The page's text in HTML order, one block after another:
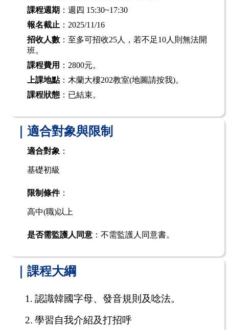
課程週期 ：週四 15:30~17:30
報名截止 ：2025/11/16
招收人數 ：至多可招收25人，若不足10人則無法開
班。
課程費用 ：2800元。
上課地點：木蘭大樓202教室(地圖請按我)。
課程狀態 ：已結束。
｜適合對象與限制
適合對象 ：
基礎初級
限制條件：
高中(職)以上
是否需監護人同意 ：不需監護人同意書。
｜課程大綱
1. 認識韓國字母、發音規則及唸法。
2. 學習自我介紹及打招呼